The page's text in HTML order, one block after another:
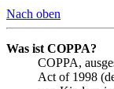
Nach oben
Was ist COPPA?
COPPA,
Act of 1998